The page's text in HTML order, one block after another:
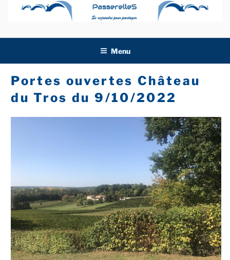
Menu
Portes ouvertes Château
du Tros du 9/10/2022